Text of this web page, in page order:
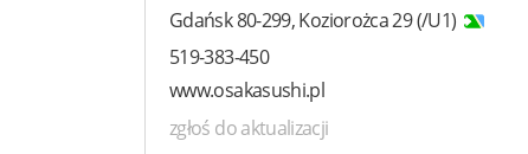
Gdańsk80-299,Koziorożca 29(/U1)
519-383-450
www.osakasushi.pl
zgłoś do aktualizacji